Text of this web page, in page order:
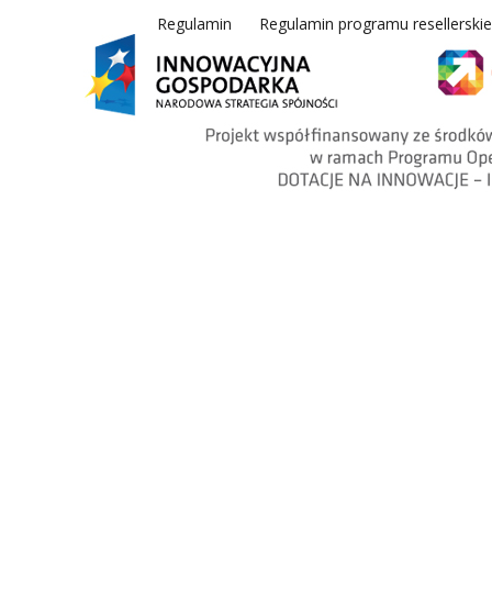
Regulamin Regulamin programu